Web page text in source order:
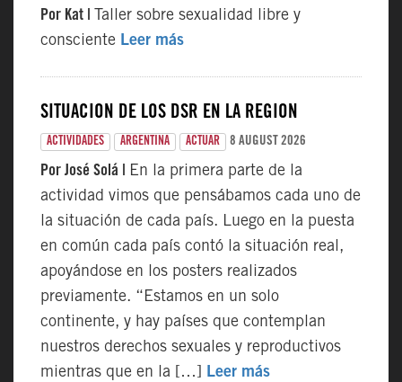
Por Kat | Taller sobre sexualidad libre y
consciente Leer más
SITUACIÓN DE LOS DSR EN LA REGIÓN
ACTIVIDADES ARGENTINA ACTUAR 8 AUGUST 2026
Por José Solá | En la primera parte de la
actividad vimos que pensábamos cada uno de
la situación de cada país. Luego en la puesta
en común cada país contó la situación real,
apoyándose en los posters realizados
previamente. “Estamos en un solo
continente, y hay países que contemplan
nuestros derechos sexuales y reproductivos
mientras que en la […] Leer más